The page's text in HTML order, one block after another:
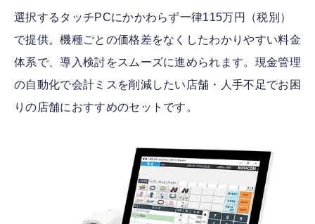
選択するタッチPCにかかわらず一律115万円（税別）
で提供。機種ごとの価格差をなくしたわかりやすい料金
体系で、導入検討をスムーズに進められます。現金管理
の自動化で会計ミスを削減したい店舗・人手不足でお困
りの店舗におすすめのセットです。